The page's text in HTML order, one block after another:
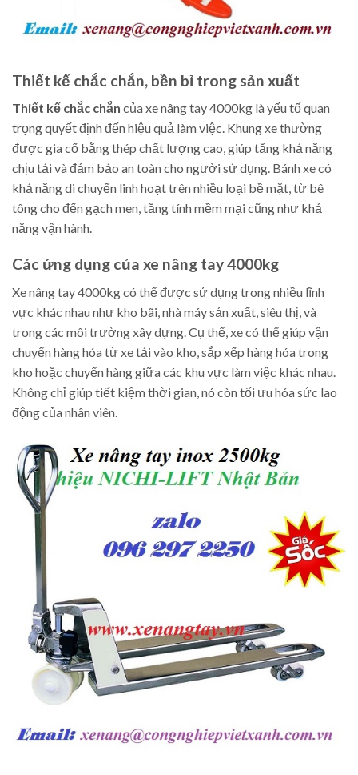
Thiết kế chắc chắn, bền bỉ trong sản xuất
Thiết kế chắc chắn của xe nâng tay 4000kg là yếu tố quan
trọng quyết định đến hiệu quả làm việc. Khung xe thường
được gia cố bằng thép chất lượng cao, giúp tăng khả năng
chịu tải và đảm bảo an toàn cho người sử dụng. Bánh xe có
khả năng di chuyển linh hoạt trên nhiều loại bề mặt, từ bê
tông cho đến gạch men, tăng tính mềm mại cũng như khả
năng vận hành.
Các ứng dụng của xe nâng tay 4000kg
Xe nâng tay 4000kg có thể được sử dụng trong nhiều lĩnh
vực khác nhau như kho bãi, nhà máy sản xuất, siêu thị, và
trong các môi trường xây dựng. Cụ thể, xe có thể giúp vận
chuyển hàng hóa từ xe tải vào kho, sắp xếp hàng hóa trong
kho hoặc chuyển hàng giữa các khu vực làm việc khác nhau.
Không chỉ giúp tiết kiệm thời gian, nó còn tối ưu hóa sức lao
động của nhân viên.